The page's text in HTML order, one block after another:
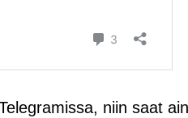
niin saat